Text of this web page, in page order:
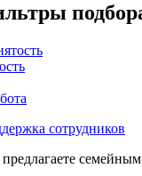
сотрудников